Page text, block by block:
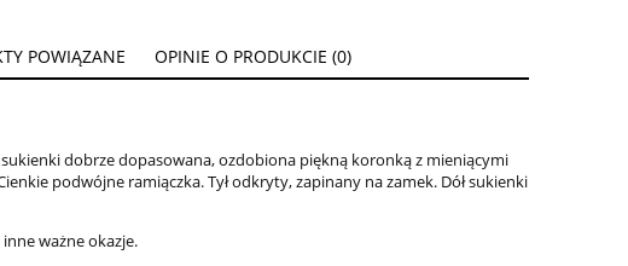
POWIĄZANE OPINIE O PRODUKCIE (0)
dobrze dopasowana, ozdobiona piękną koronką z mieniącymi
podwójne ramiączka. Tył odkryty, zapinany na zamek. Dół sukienki
ważne okazje.